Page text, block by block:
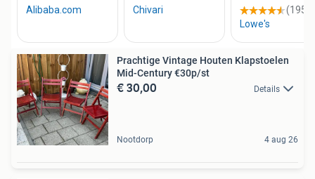
Prachtige Vintage Houten Klapstoelen
Mid-Century €30p/st
€ 30,00 Details
Nootdorp 4 aug 26